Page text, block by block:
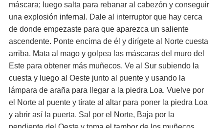
máscara; luego salta para rebanar al cabezón y conseguir
una explosión infernal. Dale al interruptor que hay cerca
de donde empezaste para que aparezca un saliente
ascendente. Ponte encima de él y dirígete al Norte cuesta
arriba. Mata al mago y golpea las máscaras del muro del
Este para obtener más muñecos. Ve al Sur subiendo la
cuesta y luego al Oeste junto al puente y usando la
lámpara de araña para llegar a la piedra Loa. Vuelve por
el Norte al puente y tírate al altar para poner la piedra Loa
y abrir así la puerta. Sal por el Norte, Baja por la